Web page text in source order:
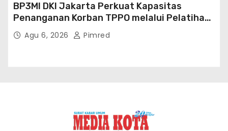
BP3MI DKI Jakarta Perkuat Kapasitas
Penanganan Korban TPPO melalui Pelatihan
Dukungan Psikososial
Agu 6, 2026 Pimred